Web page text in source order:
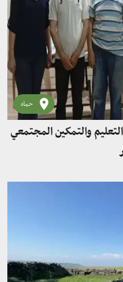
حماه
والتمكين المجتمعي